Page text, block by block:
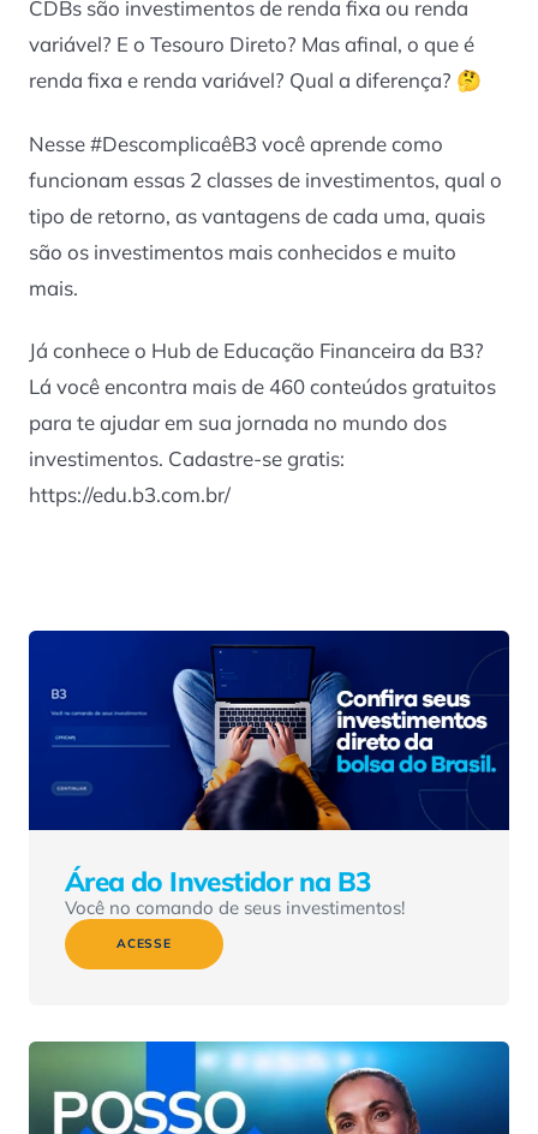
CDBs são investimentos de renda fixa ou renda
variável? E o Tesouro Direto? Mas afinal, o que é
renda fixa e renda variável? Qual a diferença? 🤔
Nesse #DescomplicaêB3 você aprende como
funcionam essas 2 classes de investimentos, qual o
tipo de retorno, as vantagens de cada uma, quais
são os investimentos mais conhecidos e muito
mais.
Já conhece o Hub de Educação Financeira da B3?
Lá você encontra mais de 460 conteúdos gratuitos
para te ajudar em sua jornada no mundo dos
investimentos. Cadastre-se gratis:
https://edu.b3.com.br/
Área do Investidor na B3
Você no comando de seus investimentos!
ACESSE